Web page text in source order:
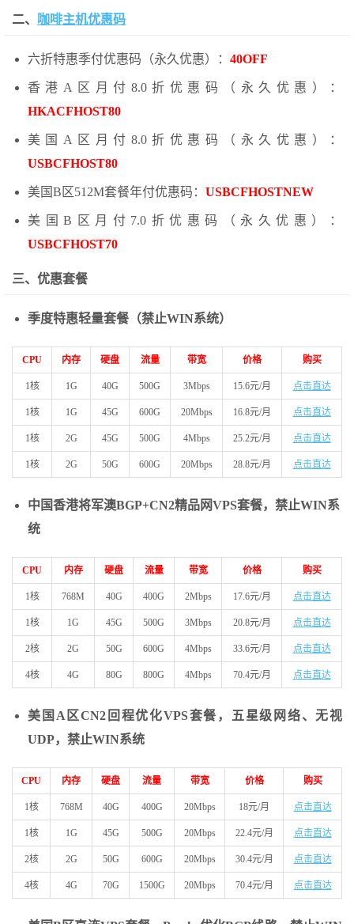
二、 咖啡主机优惠码
六折特惠季付优惠码（永久优惠）： 40OFF
香港A区月付8.0折优惠码（永久优惠）：
HKACFHOST80
美国A区月付8.0折优惠码（永久优惠）：
USBCFHOST80
美国B区512M套餐年付优惠码： USBCFHOSTNEW
美国B区月付7.0折优惠码（永久优惠）：
USBCFHOST70
三、优惠套餐
季度特惠轻量套餐（禁止WIN系统）
CPU 内存 硬盘 流量 带宽 价格 购买
1核 1G 40G 500G 3Mbps 15.6元/月 点击直达
1核 1G 45G 600G 20Mbps 16.8元/月 点击直达
1核 2G 45G 500G 4Mbps 25.2元/月 点击直达
1核 2G 50G 600G 20Mbps 28.8元/月 点击直达
中国香港将军澳BGP+CN2精品网VPS套餐，禁止WIN系
统
CPU 内存 硬盘 流量 带宽 价格 购买
1核 768M 40G 400G 2Mbps 17.6元/月 点击直达
1核 1G 45G 500G 3Mbps 20.8元/月 点击直达
2核 2G 50G 600G 4Mbps 33.6元/月 点击直达
4核 4G 80G 800G 4Mbps 70.4元/月 点击直达
美国A区CN2回程优化VPS套餐，五星级网络、无视
UDP，禁止WIN系统
CPU 内存 硬盘 流量 带宽 价格 购买
1核 768M 40G 400G 20Mbps 18元/月 点击直达
1核 1G 45G 500G 20Mbps 22.4元/月 点击直达
2核 2G 50G 600G 20Mbps 30.4元/月 点击直达
4核 4G 70G 1500G 20Mbps 70.4元/月 点击直达